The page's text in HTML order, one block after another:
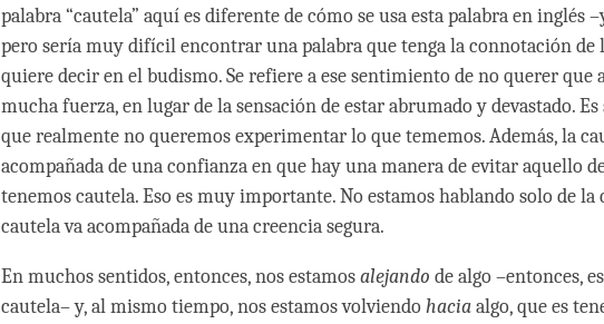
palabra “cautela” aquí es diferente de cómo se usa esta palabra en inglés
pero sería muy difícil encontrar una palabra que tenga la connotación de
quiere decir en el budismo. Se refiere a ese sentimiento de no querer que
mucha fuerza, en lugar de la sensación de estar abrumado y devastado.
que realmente no queremos experimentar lo que tememos. Además, la
acompañada de una confianza en que hay una manera de evitar aquello
tenemos cautela. Eso es muy importante. No estamos hablando solo de la
cautela va acompañada de una creencia segura.
En muchos sentidos, entonces, nos estamosalejando de algo –entonces,
cautela– y, al mismo tiempo, nos estamos volviendohaciaalgo, que es